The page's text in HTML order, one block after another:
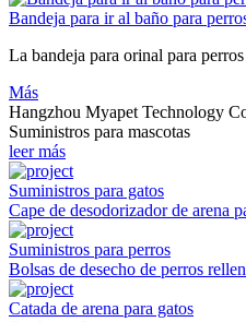
Bandeja para ir al baño para
La bandeja para orinal para
Más
Hangzhou Myapet Technology
Suministros para mascotas
leer más
Suministros para gatos
Cape de desodorizador de arena
Suministros para perros
Bolsas de desecho de perros
Catada de arena para gatos